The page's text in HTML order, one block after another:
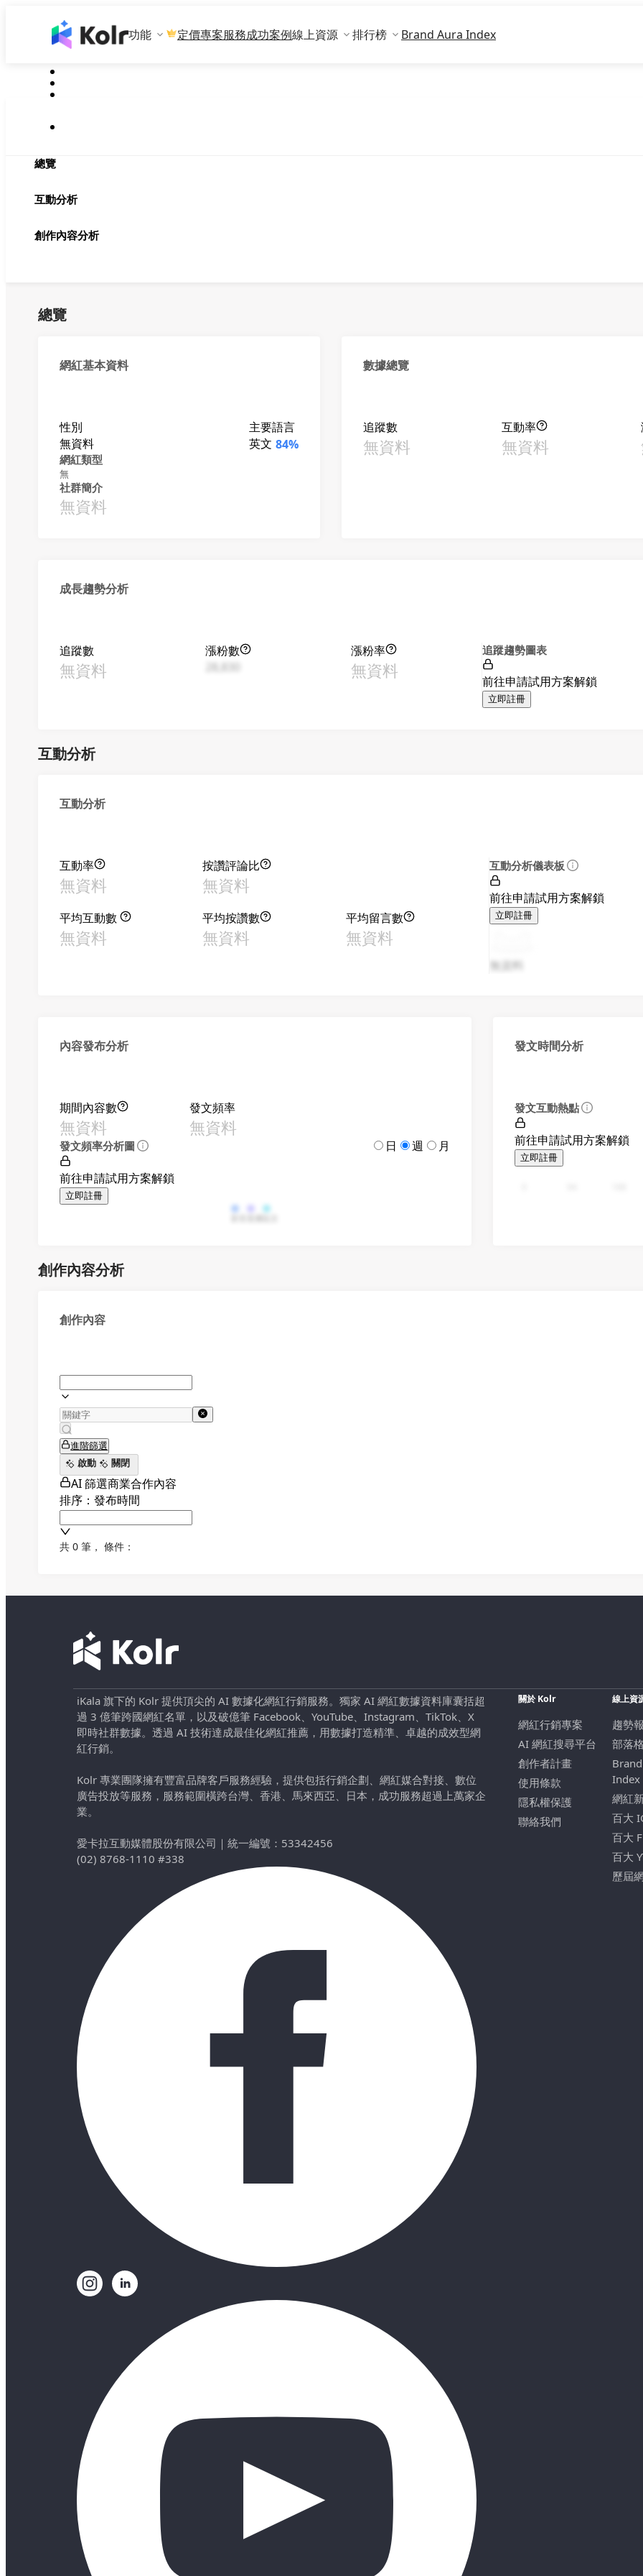
功能 定價專案服務成功案例線上資源 排行榜 Brand Aura Index
總覽
互動分析
創作內容分析
總覽
網紅基本資料
性別
無資料
主要語言
英文 84%
網紅類型
無
社群簡介
無資料
數據總覽
追蹤數
無資料
互動率
無資料
成長趨勢分析
追蹤數
無資料
漲粉數
漲粉率
無資料
追蹤趨勢圖表
前往申請試用方案解鎖
立即註冊
互動分析
互動分析
互動率
無資料
按讚評論比
無資料
平均互動數
無資料
平均按讚數
無資料
平均留言數
無資料
互動分析儀表板
前往申請試用方案解鎖
立即註冊
無資料
內容發布分析
期間內容數
無資料
發文頻率
無資料
發文頻率分析圖 日 週 月
前往申請試用方案解鎖
立即註冊
發文時間分析
發文互動熱點
前往申請試用方案解鎖
立即註冊
創作內容分析
創作內容
進階篩選
啟動
關閉
AI 篩選商業合作內容
排序：發布時間
共 0 筆 ， 條件：
iKala 旗下的 Kolr 提供頂尖的 AI 數據化網紅行銷服務。獨家 AI 網紅數據資料庫囊括超
過 3 億筆跨國網紅名單，以及破億筆 Facebook、YouTube、Instagram、TikTok、X
即時社群數據。透過 AI 技術達成最佳化網紅推薦，用數據打造精準、卓越的成效型網
紅行銷。
Kolr 專業團隊擁有豐富品牌客戶服務經驗，提供包括行銷企劃、網紅媒合對接、數位
廣告投放等服務，服務範圍橫跨台灣、香港、馬來西亞、日本，成功服務超過上萬家企
業。
愛卡拉互動媒體股份有限公司 ｜ 統一編號：53342456
(02) 8768-1110 #338
關於 Kolr
網紅行銷專案
AI 網紅搜尋平台
創作者計畫
使用條款
隱私權保護
聯絡我們
線上資
趨勢
部落格
Index
網紅
百大
百大
百大
歷屆